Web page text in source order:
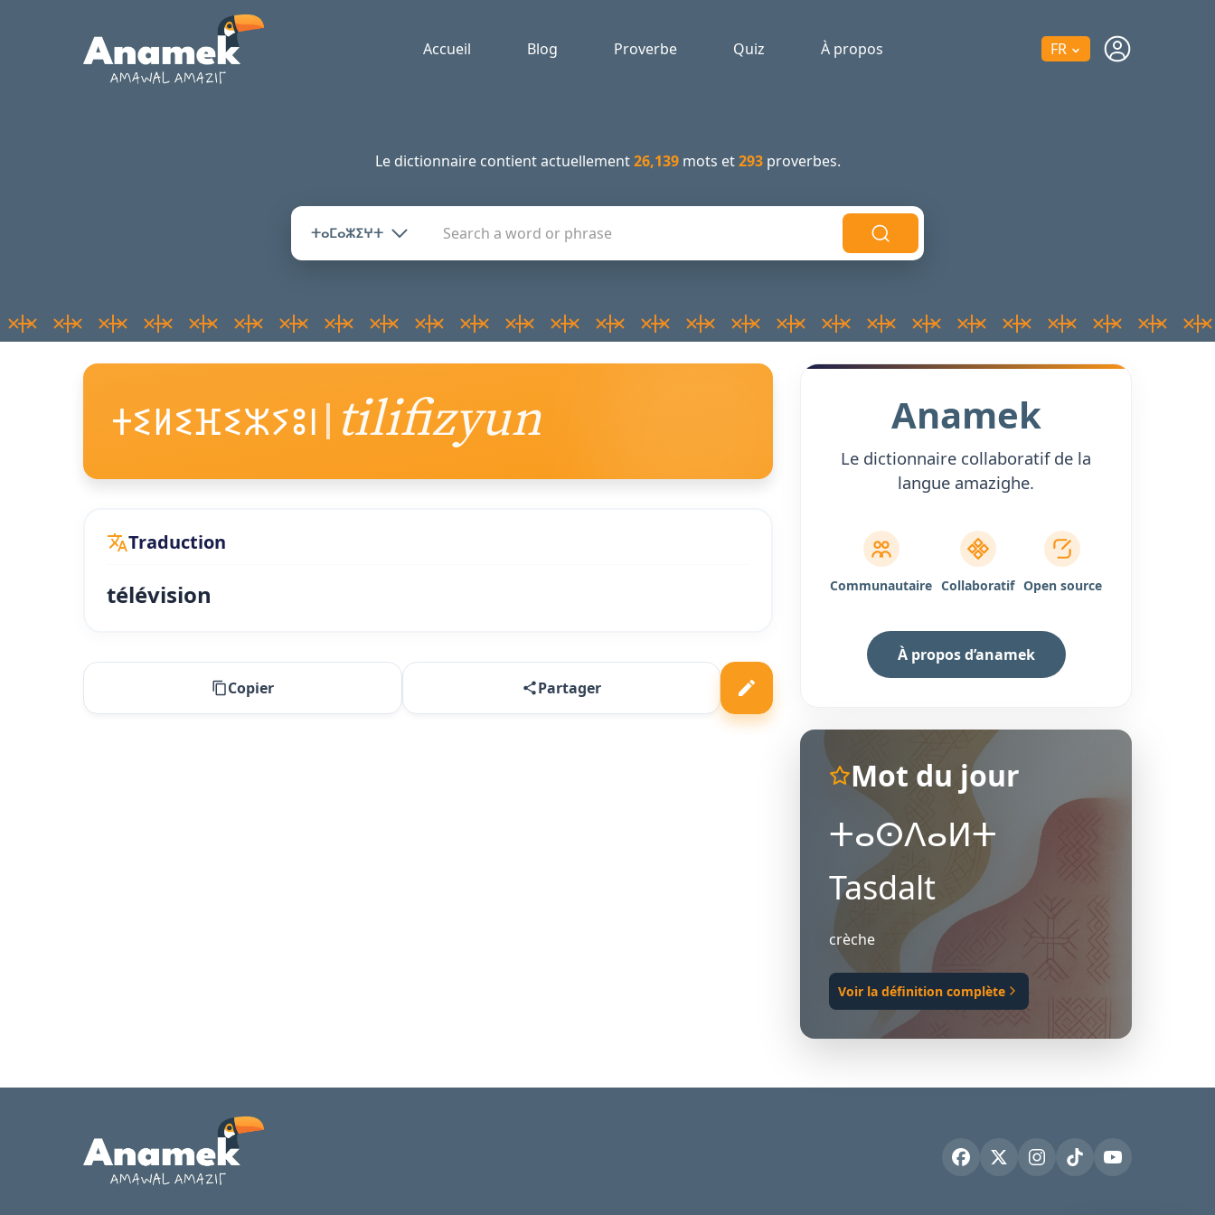
Accueil Blog Proverbe Quiz À propos FR
Le dictionnaire contient actuellement26,139mots et293proverbes.
ⵜⴰⵎⴰⵣⵉⵖⵜ
ⵜⵉⵍⵉⴼⵉⵣⵢⵓⵏ tilifizyun
Traduction
télévision
Copier Partager
Anamek
Le dictionnaire collaboratif de la
langue amazighe.
Communautaire Collaboratif Open source
À propos d’anamek
Mot du jour
ⵜⴰⵙⴷⴰⵍⵜ
Tasdalt
crèche
Voir la définition complète